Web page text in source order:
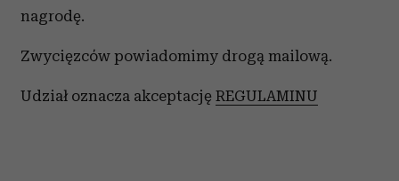
nagrodę.
Zwycięzców powiadomimy drogą mailową.
Udział oznacza akceptację REGULAMINU